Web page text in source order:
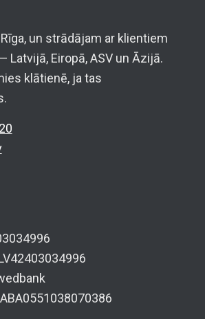
un strādājam ar klientiem
Latvijā, Eiropā, ASV un Āzijā.
klātienē, ja tas